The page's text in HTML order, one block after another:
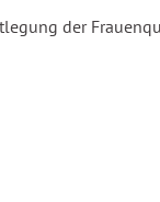
der